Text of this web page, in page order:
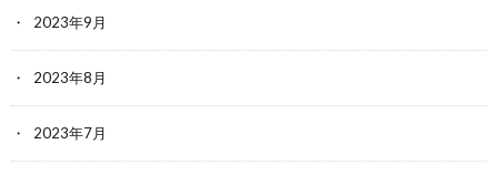
2023年9月
2023年8月
2023年7月